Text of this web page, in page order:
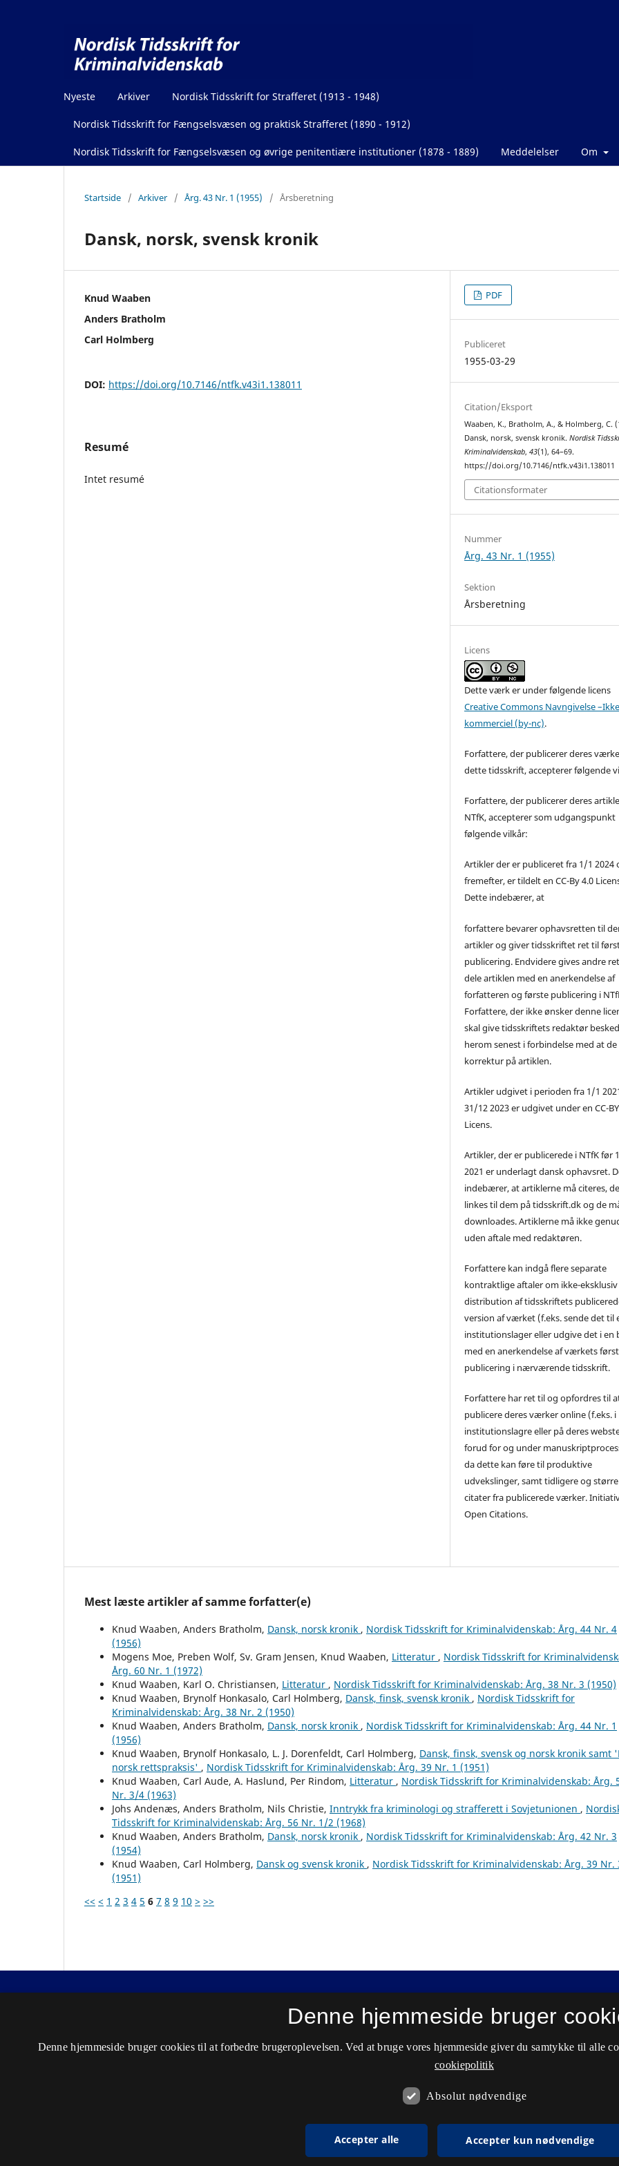
Nyeste Arkiver Nordisk Tidsskrift for Strafferet (1913 - 1948)
Nordisk Tidsskrift for Fængselsvæsen og praktisk Strafferet (1890 - 1912)
Nordisk Tidsskrift for Fængselsvæsen og øvrige penitentiære institutioner (1878 - 1889) Meddelelser Om
Startside / Arkiver / Årg. 43 Nr. 1 (1955) / Årsberetning
Dansk, norsk, svensk kronik
Knud Waaben
Anders Bratholm
Carl Holmberg
DOI: https://doi.org/10.7146/ntfk.v43i1.138011
Resumé
Intet resumé
PDF
Publiceret
1955-03-29
Citation/Eksport
Waaben, K., Bratholm, A., & Holmberg, C.
Dansk, norsk, svensk kronik.Nordisk
Kriminalvidenskab,43(1), 64–69.
https://doi.org/10.7146/ntfk.v43i1.138011
Citationsformater
Nummer
Årg. 43 Nr. 1 (1955)
Sektion
Årsberetning
Licens
Dette værk er under følgende licens
Creative Commons Navngivelse
kommerciel (by-nc).
Forfattere, der publicerer deres
dette tidsskrift, accepterer følgende
Forfattere, der publicerer deres
NTfK, accepterer som udgangspunkt
følgende vilkår:
Artikler der er publiceret fra 1/1 2024
fremefter, er tildelt en CC-By 4.0
Dette indebærer, at
forfattere bevarer ophavsretten til
artikler og giver tidsskriftet ret til
publicering. Endvidere gives andre
dele artiklen med en anerkendelse af
forfatteren og første publicering i
Forfattere, der ikke ønsker denne
skal give tidsskriftets redaktør besked
herom senest i forbindelse med at
korrektur på artiklen.
Artikler udgivet i perioden fra 1/1
31/12 2023 er udgivet under en CC-
Licens.
Artikler, der er publicerede i NTfK før
2021 er underlagt dansk ophavsret.
indebærer, at artiklerne må citeres,
linkes til dem på tidsskrift.dk og de
downloades. Artiklerne må ikke
uden aftale med redaktøren.
Forfattere kan indgå flere separate
kontraktlige aftaler om ikke-eksklusiv
distribution af tidsskriftets
version af værket (f.eks. sende det til
institutionslager eller udgive det i en
med en anerkendelse af værkets
publicering i nærværende tidsskrift.
Forfattere har ret til og opfordres til
publicere deres værker online (f.eks. i
institutionslagre eller på deres
forud for og under
da dette kan føre til produktive
udvekslinger, samt tidligere og større
citater fra publicerede værker.
Open Citations.
Mest læste artikler af samme forfatter(e)
Knud Waaben, Anders Bratholm, Dansk, norsk kronik , Nordisk Tidsskrift for Kriminalvidenskab: Årg. 44 Nr. 4
(1956)
Mogens Moe, Preben Wolf, Sv. Gram Jensen, Knud Waaben, Litteratur , Nordisk Tidsskrift for
Årg. 60 Nr. 1 (1972)
Knud Waaben, Karl O. Christiansen, Litteratur , Nordisk Tidsskrift for Kriminalvidenskab: Årg. 38 Nr. 3 (1950)
Knud Waaben, Brynolf Honkasalo, Carl Holmberg, Dansk, finsk, svensk kronik , Nordisk Tidsskrift for
Kriminalvidenskab: Årg. 38 Nr. 2 (1950)
Knud Waaben, Anders Bratholm, Dansk, norsk kronik , Nordisk Tidsskrift for Kriminalvidenskab: Årg. 44 Nr. 1
(1956)
Knud Waaben, Brynolf Honkasalo, L. J. Dorenfeldt, Carl Holmberg, Dansk, finsk, svensk og norsk kronik samt
norsk rettspraksis' , Nordisk Tidsskrift for Kriminalvidenskab: Årg. 39 Nr. 1 (1951)
Knud Waaben, Carl Aude, A. Haslund, Per Rindom, Litteratur , Nordisk Tidsskrift for Kriminalvidenskab: Årg.
Nr. 3/4 (1963)
Johs Andenæs, Anders Bratholm, Nils Christie, Inntrykk fra kriminologi og strafferett i Sovjetunionen ,
Tidsskrift for Kriminalvidenskab: Årg. 56 Nr. 1/2 (1968)
Knud Waaben, Anders Bratholm, Dansk, norsk kronik , Nordisk Tidsskrift for Kriminalvidenskab: Årg. 42 Nr. 3
(1954)
Knud Waaben, Carl Holmberg, Dansk og svensk kronik , Nordisk Tidsskrift for Kriminalvidenskab: Årg. 39 Nr.
(1951)
<< < 1 2 3 4 5 6 7 8 9 10 > >>
Nordisk Tidsskrift for Kriminalvidenskab
ISSN 2446-3051 (Online)
Denne hjemmeside bruger
Denne hjemmeside bruger cookies til at forbedre brugeroplevelsen. Ved at bruge vores hjemmeside giver du samtykke til alle
cookiepolitik
Absolut nødvendige
Accepter alle Accepter kun nødvendige